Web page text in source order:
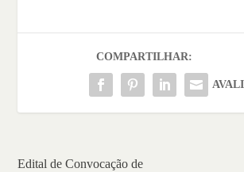
COMPARTILHAR:
Edital de Convocação de